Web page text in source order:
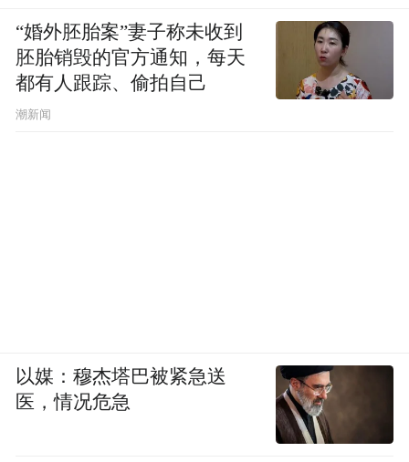
“婚外胚胎案”妻子称未收到
胚胎销毁的官方通知，每天
都有人跟踪、偷拍自己
潮新闻
以媒：穆杰塔巴被紧急送
医，情况危急